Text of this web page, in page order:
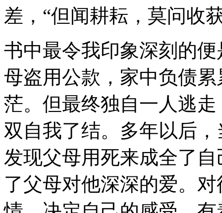
差，“但闻耕耘，莫问收
书中最令我印象深刻的
母盗用公款，家中负债
茫。但最终独自一人逃
双自我了结。多年以后
发现父母用死来成全了
了父母对他深深的爱。